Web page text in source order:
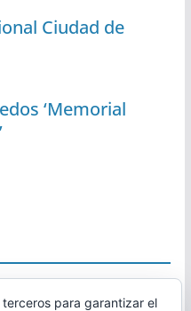
Ciudad de
‘Memorial
para garantizar el